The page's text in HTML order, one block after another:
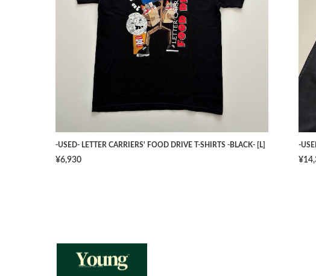
-USED- LETTER CARRIERS' FOOD DRIVE T-SHIRTS -BLACK- [L]
¥6,930
-